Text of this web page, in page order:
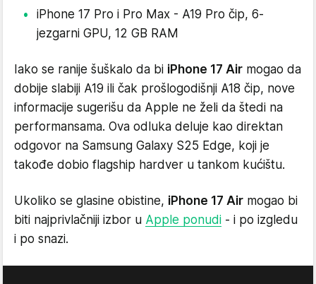
iPhone 17 Pro i Pro Max - A19 Pro čip, 6-
jezgarni GPU, 12 GB RAM
Iako se ranije šuškalo da bi iPhone 17 Air mogao da
dobije slabiji A19 ili čak prošlogodišnji A18 čip, nove
informacije sugerišu da Apple ne želi da štedi na
performansama. Ova odluka deluje kao direktan
odgovor na Samsung Galaxy S25 Edge, koji je
takođe dobio flagship hardver u tankom kućištu.
Ukoliko se glasine obistine, iPhone 17 Air mogao bi
biti najprivlačniji izbor u Apple ponudi - i po izgledu
i po snazi.